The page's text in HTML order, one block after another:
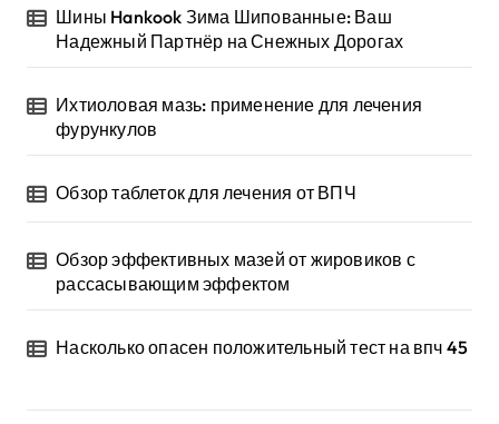
Шины Hankook Зима Шипованные: Ваш
Надежный Партнёр на Снежных Дорогах
Ихтиоловая мазь: применение для лечения
фурункулов
Обзор таблеток для лечения от ВПЧ
Обзор эффективных мазей от жировиков с
рассасывающим эффектом
Насколько опасен положительный тест на впч 45